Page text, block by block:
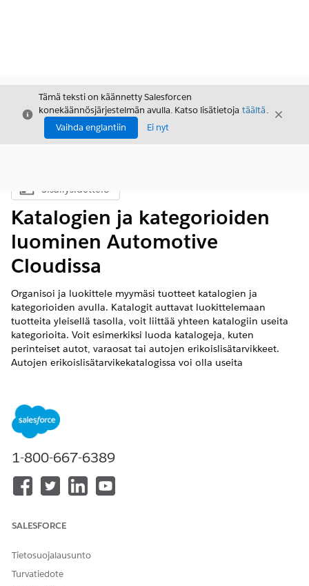
Sulje
Tämä teksti on käännetty Salesforcen
konekäännösjärjestelmän avulla. Katso lisätietoja täältä.
Vaihda englantiin
Ei nyt
Sulje
Näytä sisällysluettelo
Sisällysluettelo
Katalogien ja kategorioiden
luominen Automotive
Cloudissa
Organisoi ja luokittele myymäsi tuotteet katalogien ja
kategorioiden avulla. Katalogit auttavat luokittelemaan
tuotteita yleisellä tasolla, voit liittää yhteen katalogiin useita
kategorioita. Voit esimerkiksi luoda katalogeja, kuten
perinteiset autot, varaosat tai autojen erikoislisätarvikkeet.
Autojen erikoislisätarvikekatalogissa voi olla useita
VAADITUT VERSIOT
Developer Edition-versioissa.
TARVITTAVAT KÄYTTÖOIKEUDET
luominen:
Etsi ja avaa sovelluksen käynnistimestä
Napsauta
1-800-667-6389
SALESFORCE
Tietosuojalausunto
Turvatiedote